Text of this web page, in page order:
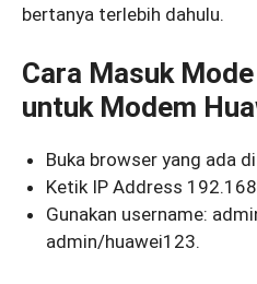
bertanya terlebih dahulu.
Cara Masuk
untuk Modem
Buka browser yang ada
Ketik IP Address
Gunakan username:
admin/huawei123.